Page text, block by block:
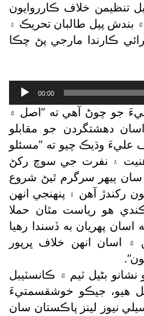
تنظيمن خلاف ڪارروايون
پيل طالبان تحريڪ ۽
ڪارندا مارجي پڻ چڪا
Audio
Player
00:00
جو چوڻ آهي ته ”اصل ۾
دهشتگردن جو مقابلو
عليءَ وڌيڪ چيو ته ”مسئلو
۽ نفرت جي سوچ رکڻ
سان ٻيهر سرگرم ٿيڻ شروع
رکندڙ آهن ۽ پنهنجي انهن
هو رياست مٿان حملا
اسان پهريان به ڏسندا رهيا
۾ اسان انهن خلاف ڀرپور
بڻيل ٽيم ۾ ڪانسٽيبل
هيو، جيڪو خوشقسمتيءَ
نيوز لينز پاڪستان سان